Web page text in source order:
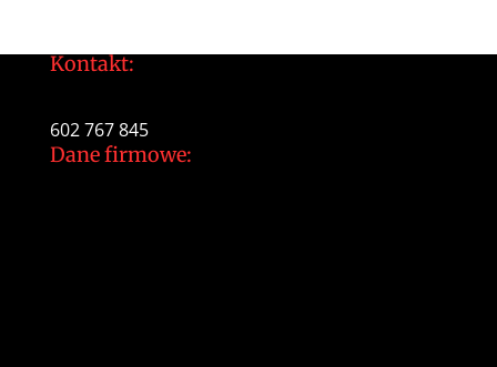
Kontakt:
602 767 845
Dane firmowe: